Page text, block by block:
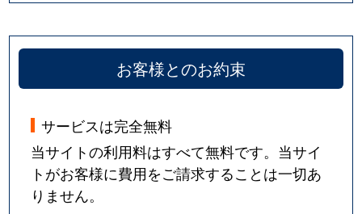
お客様とのお約束
サービスは完全無料
当サイトの利用料はすべて無料です。当サイ
トがお客様に費用をご請求することは一切あ
りません。